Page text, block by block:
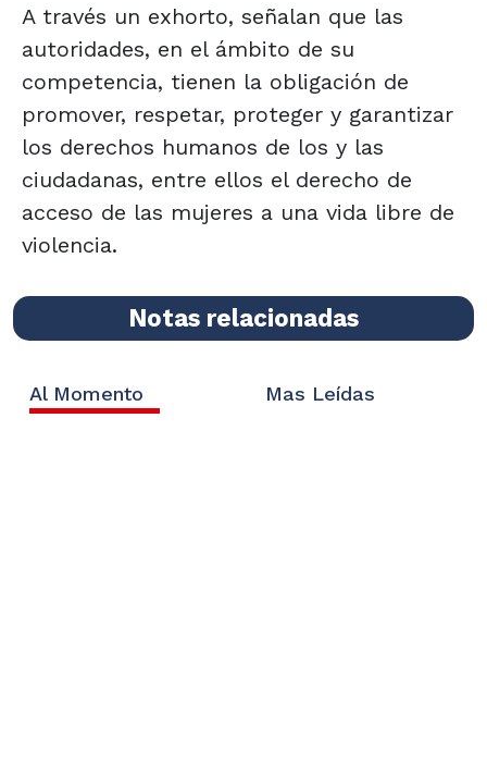
A través un exhorto, señalan que las
autoridades, en el ámbito de su
competencia, tienen la obligación de
promover, respetar, proteger y garantizar
los derechos humanos de los y las
ciudadanas, entre ellos el derecho de
acceso de las mujeres a una vida libre de
violencia.
Notas relacionadas
Al Momento Mas Leídas